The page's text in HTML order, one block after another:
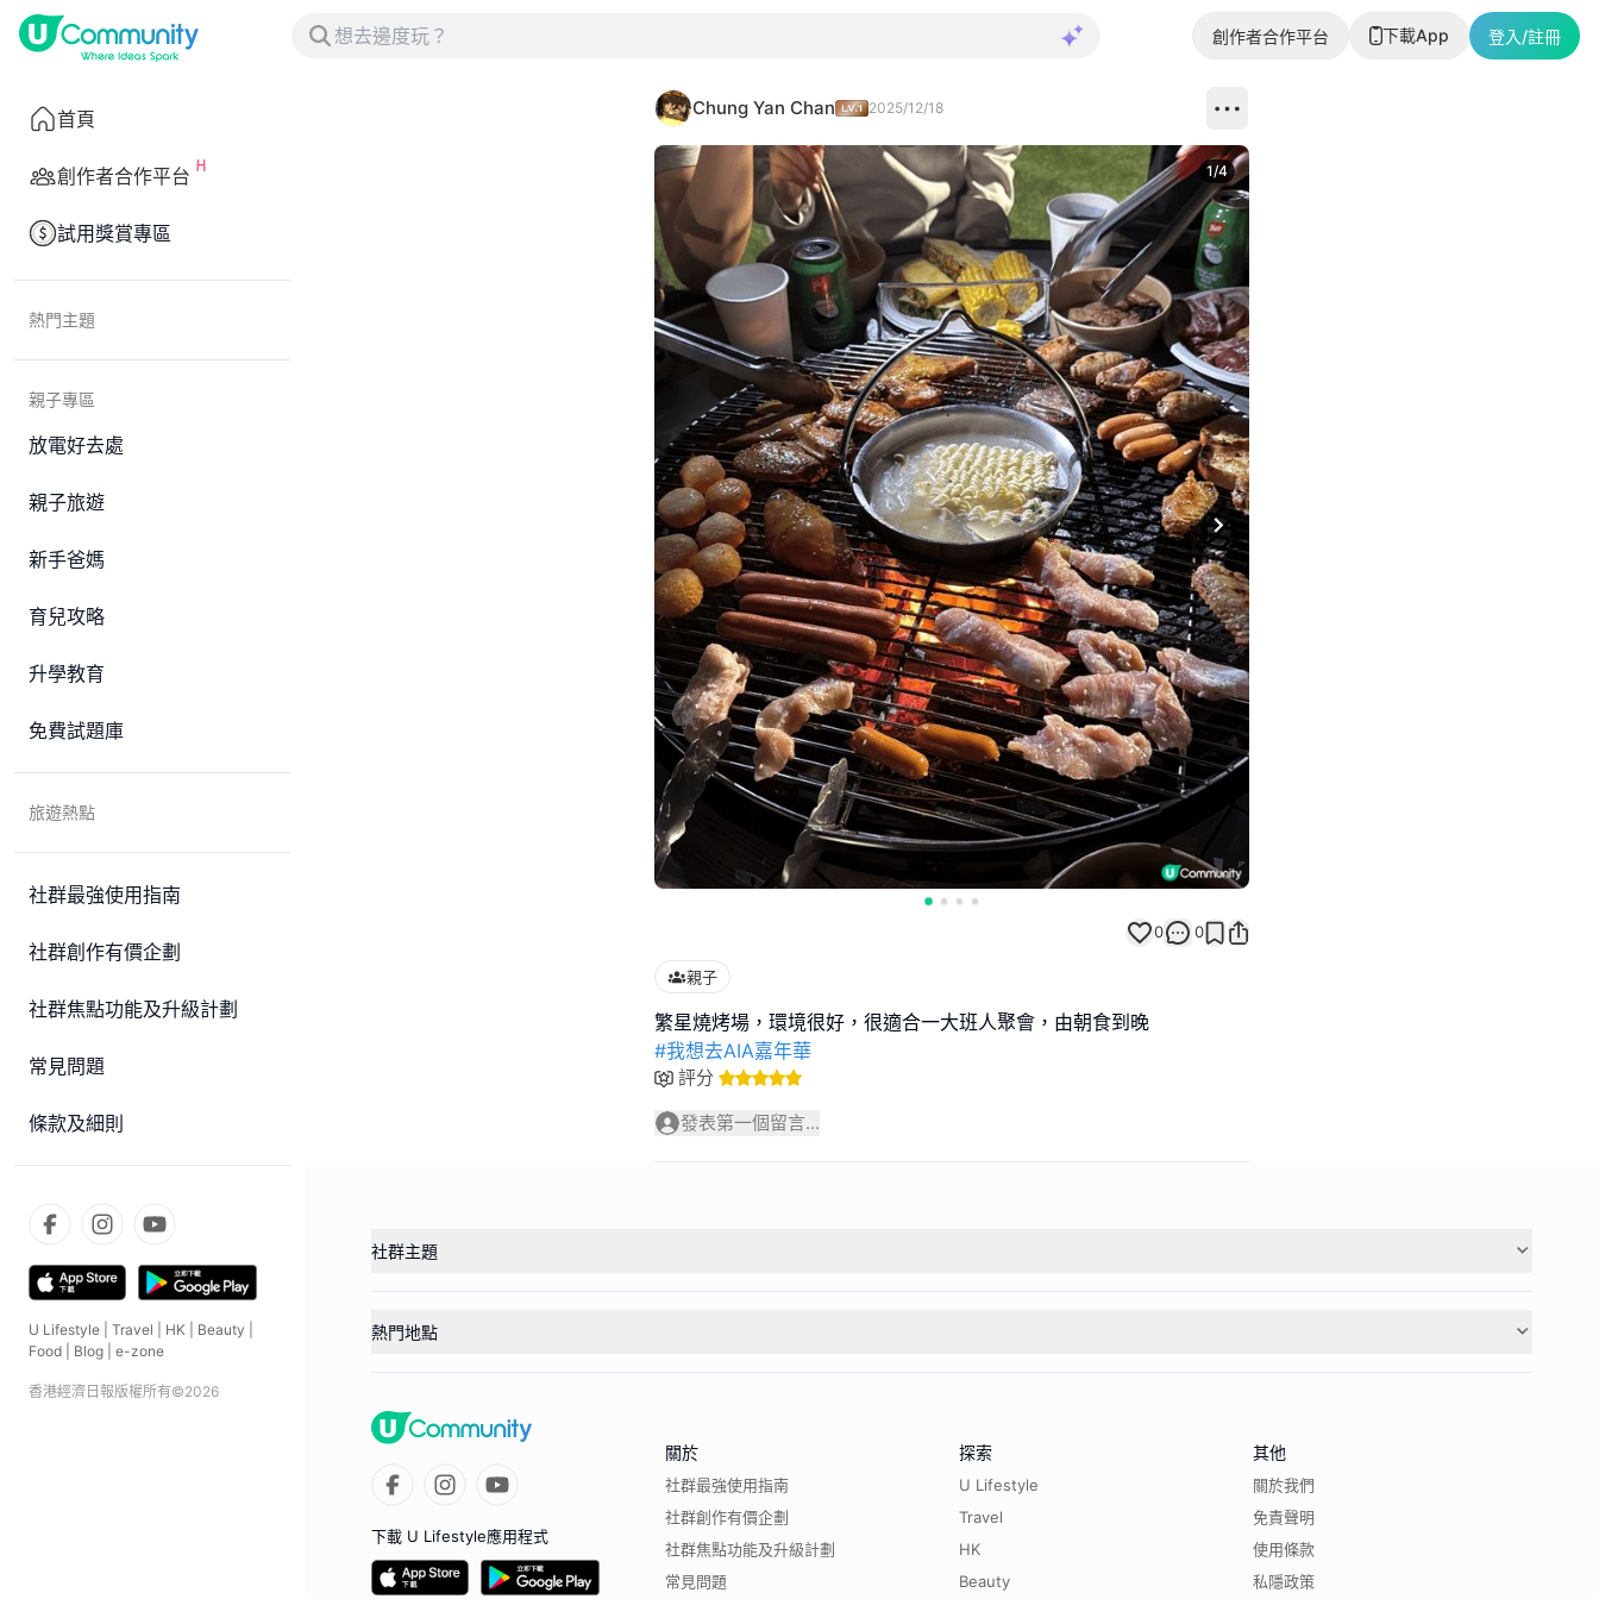
創作者合作平台 下載App 登入/註冊
首頁
創作者合作平台
試用獎賞專區
熱門主題
親子專區
放電好去處
親子旅遊
新手爸媽
育兒攻略
升學教育
免費試題庫
旅遊熱點
社群最強使用指南
社群創作有價企劃
社群焦點功能及升級計劃
常見問題
條款及細則
U Lifestyle Travel HK Beauty
Food
Blog e-zone
香港經濟日報版權所有©2026
Chung Yan Chan 2025/12/18
Next slide
1/4
0 0
親子
#我想去AIA嘉年華
評分
發表第一個留言...
社群主題
熱門地點
下載 U Lifestyle應用程式
關於
社群最強使用指南
社群創作有價企劃
社群焦點功能及升級計劃
常見問題
探索
U Lifestyle
Travel
HK
Beauty
其他
關於我們
免責聲明
使用條款
私隱政策